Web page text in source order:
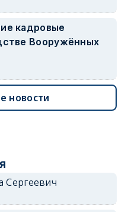
кадровые
Вооружённых
новости
Сергеевич